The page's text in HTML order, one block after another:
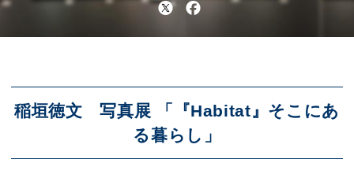
Twitter Facebook
稲垣徳文 写真展 「『Habitat』そこにあ
る暮らし」
アクセス
ブログ